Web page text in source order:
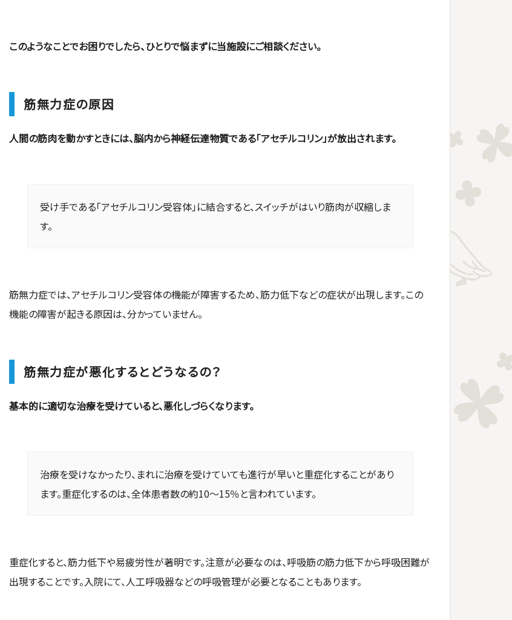
このようなことでお困りでしたら、ひとりで悩まずに当施設にご相談ください。
筋無力症の原因
人間の筋肉を動かすときには、脳内から神経伝達物質である「アセチルコリン」が放出されます。
受け手である「アセチルコリン受容体」に結合すると、スイッチがはいり筋肉が収縮しま
す。
筋無力症では、アセチルコリン受容体の機能が障害するため、筋力低下などの症状が出現します。この
機能の障害が起きる原因は、分かっていません。
筋無力症が悪化するとどうなるの？
基本的に適切な治療を受けていると、悪化しづらくなります。
治療を受けなかったり、まれに治療を受けていても進行が早いと重症化することがあり
ます。重症化するのは、全体患者数の約10～15％と言われています。
重症化すると、筋力低下や易疲労性が著明です。注意が必要なのは、呼吸筋の筋力低下から呼吸困難が
出現することです。入院にて、人工呼吸器などの呼吸管理が必要となることもあります。